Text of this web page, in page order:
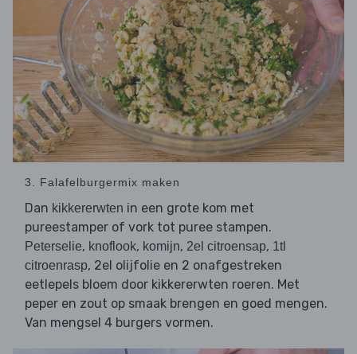
3. Falafelburgermix maken
Dan kikkererwten in een grote kom met
pureestamper of vork tot puree stampen.
Peterselie, knoflook, komijn, 2el citroensap, 1tl
citroenrasp, 2el olijfolie en 2 onafgestreken
eetlepels bloem door kikkererwten roeren. Met
peper en zout op smaak brengen en goed mengen.
Van mengsel 4 burgers vormen.